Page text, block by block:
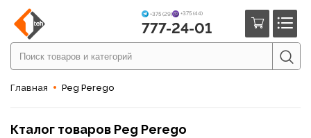
+375 (29) +375 (44)
777-24-01
Главная Peg Perego
Кталог товаров Peg Perego